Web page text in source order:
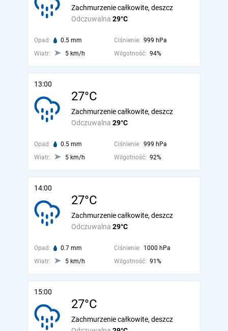
Odczuwalna 29°C
Zachmurzenie całkowite, deszcz
Opad: 0.5 mm Ciśnienie: 999 hPa
Wiatr:
5 km/h Wilgotność: 94%
13:00
27°C
Odczuwalna 29°C
Zachmurzenie całkowite, deszcz
Opad: 0.5 mm Ciśnienie: 999 hPa
Wiatr:
5 km/h Wilgotność: 92%
14:00
27°C
Odczuwalna 29°C
Zachmurzenie całkowite, deszcz
Opad: 0.7 mm Ciśnienie: 1000 hPa
Wiatr:
5 km/h Wilgotność: 91%
15:00
27°C
Zachmurzenie całkowite, deszcz